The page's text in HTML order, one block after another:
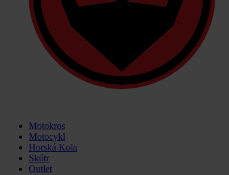
Motokros
Motocykl
Horská Kola
Skútr
Outlet